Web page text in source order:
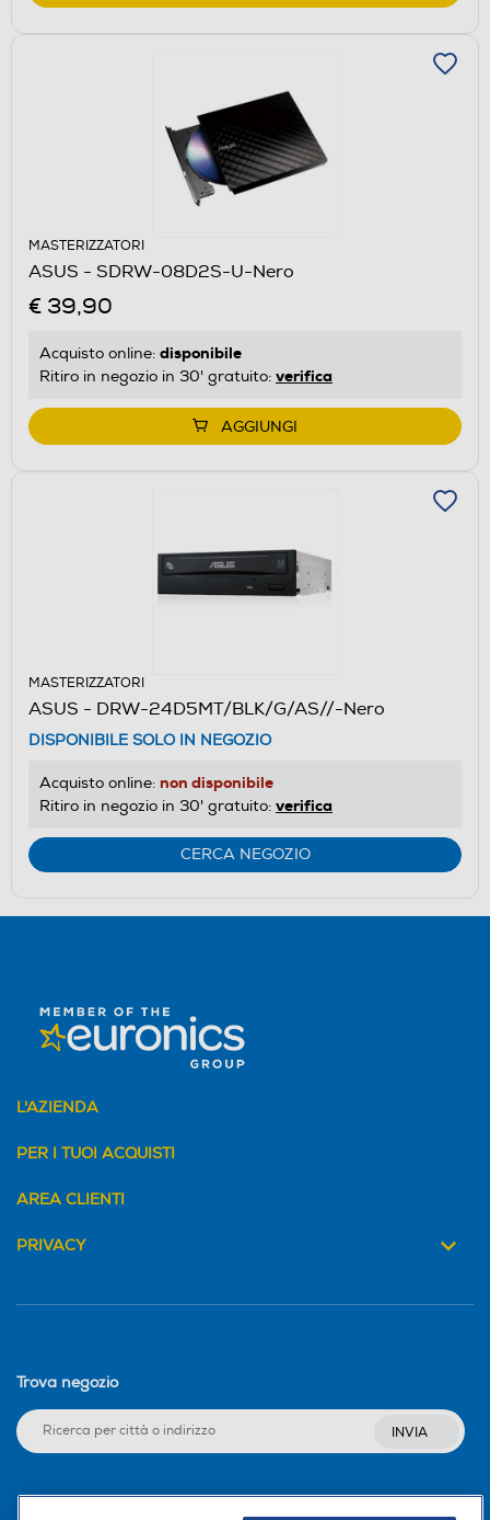
MASTERIZZATORI
ASUS - SDRW-08D2S-U-Nero
€ 39,90
Acquisto online: disponibile
Ritiro in negozio in 30' gratuito: verifica
AGGIUNGI
MASTERIZZATORI
ASUS - DRW-24D5MT/BLK/G/AS//-Nero
DISPONIBILE SOLO IN NEGOZIO
Acquisto online: non disponibile
Ritiro in negozio in 30' gratuito: verifica
CERCA NEGOZIO
L'AZIENDA
PER I TUOI ACQUISTI
AREA CLIENTI
PRIVACY
Trova negozio
INVIA